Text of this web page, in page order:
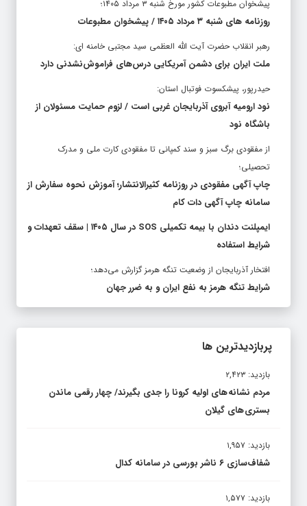
پیشخوان مطبوعات کشور مورخ شنبه ۳ مرداد ۱۴۰۵؛
روزنامه های شنبه ۳ مرداد ۱۴۰۵ / پیشخوان مطبوعات
رهبر انقلاب حضرت آیت الله العظمی سید مجتبی خامنه ای:
ملت ایران برای دشمن آمریکایی درس‌های فراموش‌نشدنی دارد
حیدرپور، پیشکسوت فوتبال استان:
نود ارومیه آبروی آذربایجان غربی است / لزوم حمایت مسئولان از
باشگاه نود
از مفقودی برگ سبز و سند کمپانی تا مفقودی کارت ملی و مدرک
تحصیلی؛
چاپ آگهی مفقودی در روزنامه کثیرالانتشار؛ آموزش نحوه سفارش از
سامانه چاپ آگهی دات کام
ایمپلنت دندان با بیمه تکمیلی SOS در سال ۱۴۰۵ | سقف تعهدات و
شرایط استفاده
افتخار آذربایجان از وضعیت تنگه هرمز گزارش می‌دهد؛
شرایط تنگه هرمز به نفع ایران و به ضرر جهان
پربازدیدترین ها
بازدید: ۲,۴۲۳
مردم نشانه های اولیه کرونا را جدی بگیرند/ چهار رقمی ماندن
بستری های گیلان
بازدید: ۱,۹۵۷
شفاف‌سازی ۶ ناشر بورسی در سامانه کدال
بازدید: ۱,۵۷۷